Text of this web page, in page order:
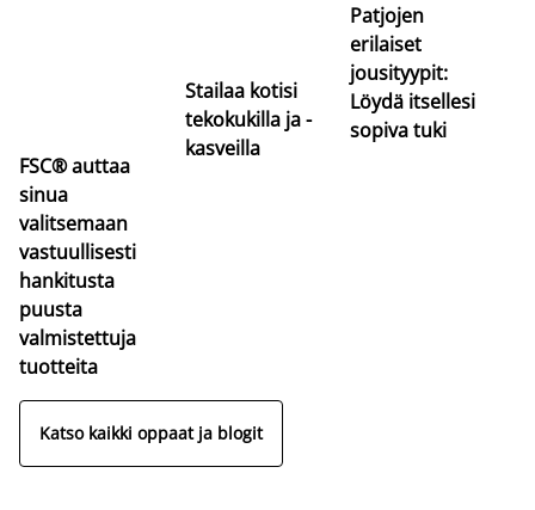
FSC® auttaa
sinua
valitsemaan
vastuullisesti
hankitusta
puusta
valmistettuja
tuotteita
Stailaa kotisi
tekokukilla ja -
kasveilla
Patjojen
erilaiset
jousityypit:
Löydä itsellesi
sopiva tuki
Katso kaikki oppaat ja blogit